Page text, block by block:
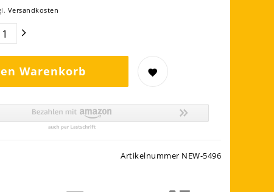
Versandkosten
Warenkorb
Artikelnummer NEW-5496